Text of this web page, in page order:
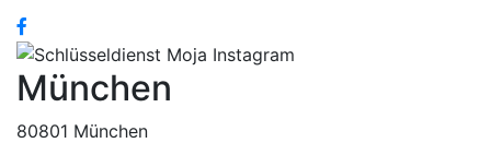
München
80801 München